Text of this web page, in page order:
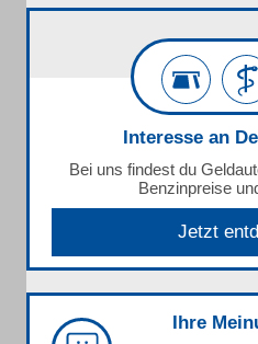
Interesse an
Bei uns findest du
Benzinpreise
Jetzt
Ihre